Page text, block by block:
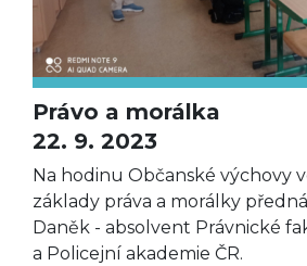
Právo a morálka
22. 9. 2023
Na hodinu Občanské výchovy
základy práva a morálky
Daněk - absolvent Právnické
a Policejní akademie ČR.